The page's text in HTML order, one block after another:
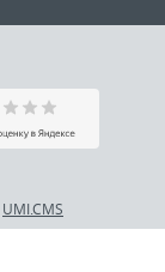
UMI.CMS